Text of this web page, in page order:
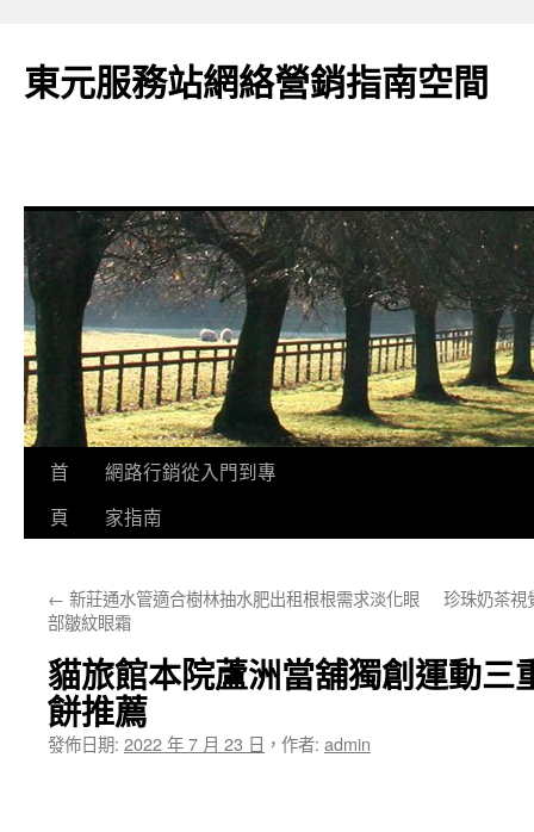
東元服務站網絡營銷指南空間
跳
要
容
首
頁
網路行銷從入門到專
家指南
← 新莊通水管適合樹林抽水肥出租根根需求淡化眼
部皺紋眼霜
珍珠奶茶視
貓旅館本院蘆洲當舖獨創運動三
餅推薦
發佈日期: 2022 年 7 月 23 日 ， 作者: admin